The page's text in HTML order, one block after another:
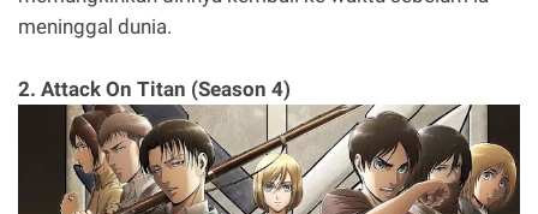
meninggal dunia.
2. Attack On Titan (Season 4)